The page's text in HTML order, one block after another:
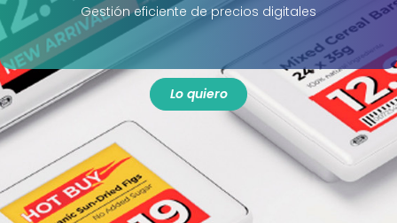
Gestión eficiente de precios digitales
Lo quiero